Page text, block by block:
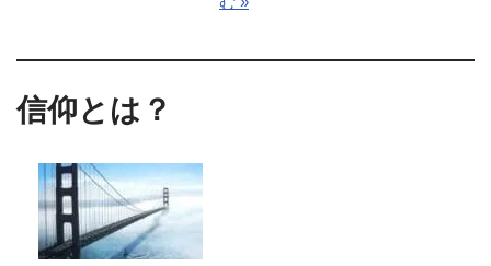
信仰とは？